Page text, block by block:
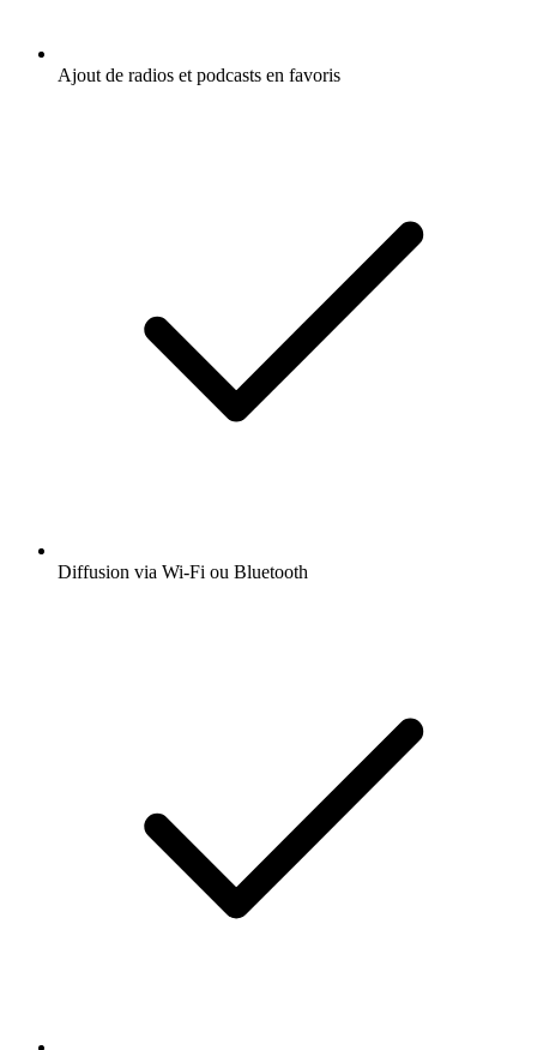
Ajout de radios et podcasts en favoris
Diffusion via Wi-Fi ou Bluetooth